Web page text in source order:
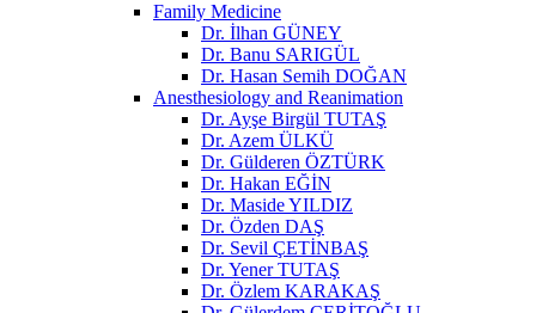
Family Medicine
Dr. İlhan GÜNEY
Dr. Banu SARIGÜL
Dr. Hasan Semih DOĞAN
Anesthesiology and Reanimation
Dr. Ayşe Birgül TUTAŞ
Dr. Azem ÜLKÜ
Dr. Gülderen ÖZTÜRK
Dr. Hakan EĞİN
Dr. Maside YILDIZ
Dr. Özden DAŞ
Dr. Sevil ÇETİNBAŞ
Dr. Yener TUTAŞ
Dr. Özlem KARAKAŞ